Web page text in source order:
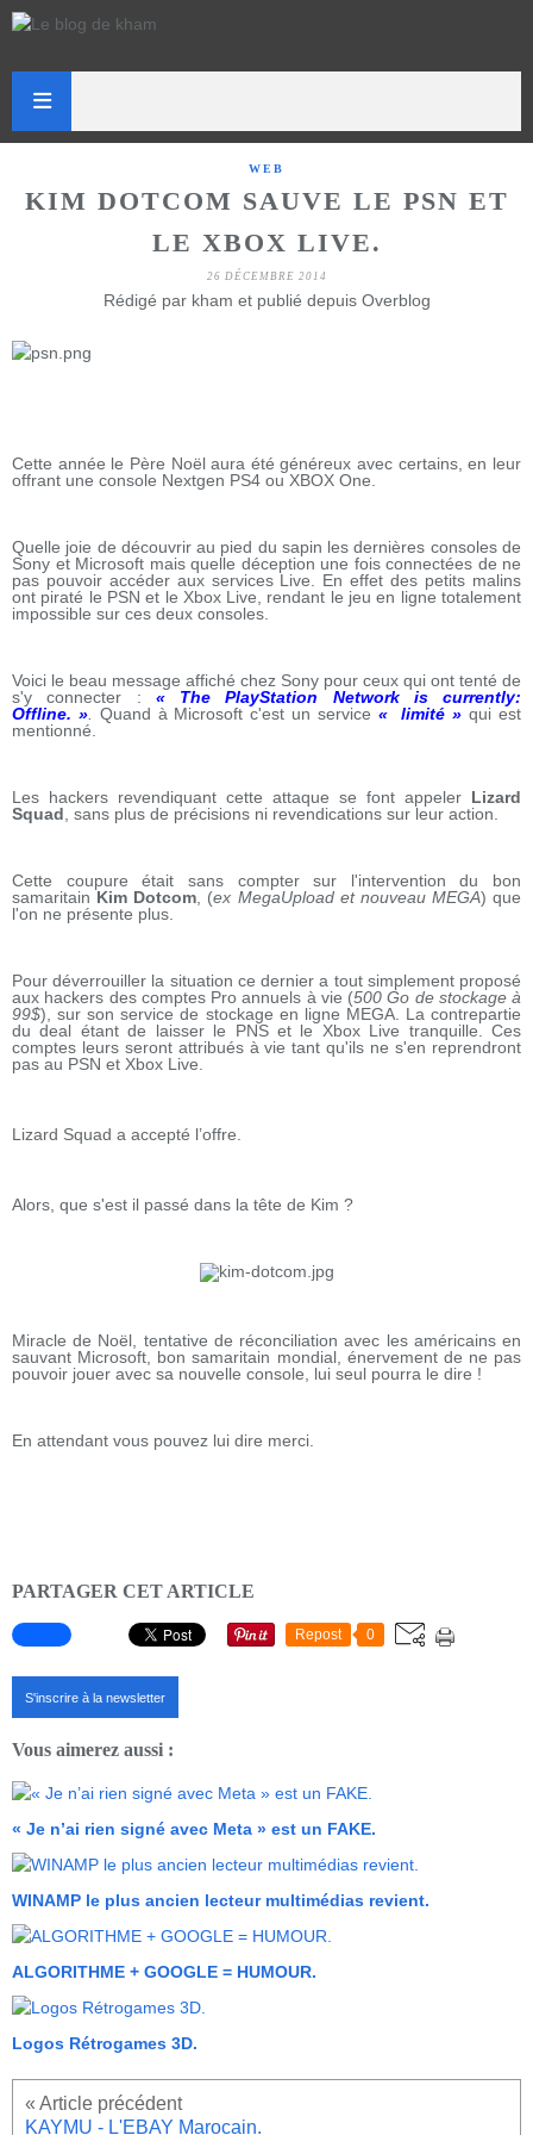
WEB
KIM DOTCOM SAUVE LE PSN ET
LE XBOX LIVE.
26 DÉCEMBRE 2014
Rédigé par kham et publié depuis Overblog
Cette année le Père Noël aura été généreux avec certains, en leur
offrant une console Nextgen PS4 ou XBOX One.
Quelle joie de découvrir au pied du sapin les dernières consoles de
Sony et Microsoft mais quelle déception une fois connectées de ne
pas pouvoir accéder aux services Live. En effet des petits malins
ont piraté le PSN et le Xbox Live, rendant le jeu en ligne totalement
impossible sur ces deux consoles.
Voici le beau message affiché chez Sony pour ceux qui ont tenté de
s'y connecter : « The PlayStation Network is currently:
Offline. ». Quand à Microsoft c'est un service « limité » qui est
mentionné.
Les hackers revendiquant cette attaque se font appeler Lizard
Squad , sans plus de précisions ni revendications sur leur action.
Cette coupure était sans compter sur l'intervention du bon
samaritain Kim Dotcom , (ex MegaUpload et nouveau MEGA) que
l'on ne présente plus.
Pour déverrouiller la situation ce dernier a tout simplement proposé
aux hackers des comptes Pro annuels à vie (500 Go de stockage à
99$), sur son service de stockage en ligne MEGA. La contrepartie
du deal étant de laisser le PNS et le Xbox Live tranquille. Ces
comptes leurs seront attribués à vie tant qu'ils ne s'en reprendront
pas au PSN et Xbox Live.
Lizard Squad a accepté l’offre.
Alors, que s'est il passé dans la tête de Kim ?
Miracle de Noël, tentative de réconciliation avec les américains en
sauvant Microsoft, bon samaritain mondial, énervement de ne pas
pouvoir jouer avec sa nouvelle console, lui seul pourra le dire !
En attendant vous pouvez lui dire merci.
PARTAGER CET ARTICLE
Repost 0
S'inscrire à la newsletter
Vous aimerez aussi :
« Je n’ai rien signé avec Meta » est un FAKE.
WINAMP le plus ancien lecteur multimédias revient.
ALGORITHME + GOOGLE = HUMOUR.
Logos Rétrogames 3D.
KAYMU - L'EBAY Marocain.